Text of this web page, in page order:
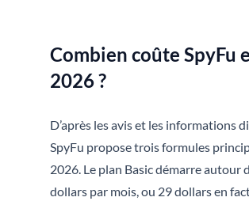
Combien coûte SpyFu
2026 ?
D’après les avis et les informations
SpyFu propose trois formules
2026. Le plan Basic démarre autour
dollars par mois, ou 29 dollars en